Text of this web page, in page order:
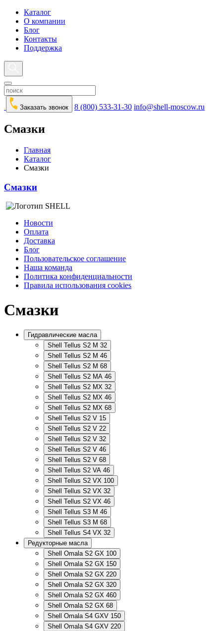
Каталог
О компании
Блог
Контакты
Поддержка
Заказать звонок 8 (800) 533-31-30 info@shell-moscow.ru
Смазки
Главная
Каталог
Смазки
Смазки
Новости
Оплата
Доставка
Блог
Пользовательское соглашение
Наша команда
Политика конфиденциальности
Правила использования cookies
Смазки
Гидравлические масла
Shell Tellus S2 M 32
Shell Tellus S2 M 46
Shell Tellus S2 M 68
Shell Tellus S2 MA 46
Shell Tellus S2 MX 32
Shell Tellus S2 MX 46
Shell Tellus S2 MX 68
Shell Tellus S2 V 15
Shell Tellus S2 V 22
Shell Tellus S2 V 32
Shell Tellus S2 V 46
Shell Tellus S2 V 68
Shell Tellus S2 VA 46
Shell Tellus S2 VX 100
Shell Tellus S2 VX 32
Shell Tellus S2 VX 46
Shell Tellus S3 M 46
Shell Tellus S3 M 68
Shell Tellus S4 VX 32
Редукторные масла
Shell Omala S2 GX 100
Shell Omala S2 GX 150
Shell Omala S2 GX 220
Shell Omala S2 GX 320
Shell Omala S2 GX 460
Shell Omala S2 GX 68
Shell Omala S4 GXV 150
Shell Omala S4 GXV 220